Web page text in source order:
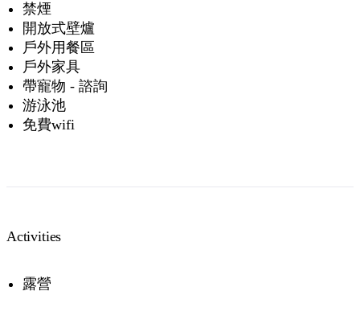
禁煙
開放式壁爐
戶外用餐區
戶外家具
帶寵物 - 諮詢
游泳池
免費wifi
Activities
露營